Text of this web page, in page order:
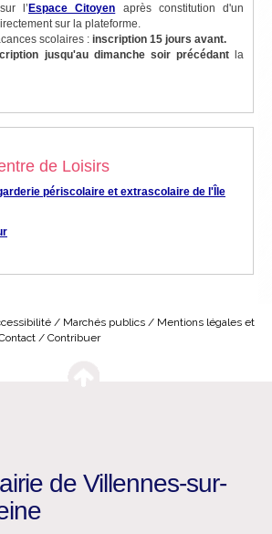
l’ Espace Citoyen après constitution d'un
sur la plateforme.
scolaires : inscription 15 jours avant.
jusqu'au dimanche soir précédant
la
de Loisirs
périscolaire et extrascolaire de l'Île
Marchés publics
Mentions légales et
Contribuer
de Villennes-sur-